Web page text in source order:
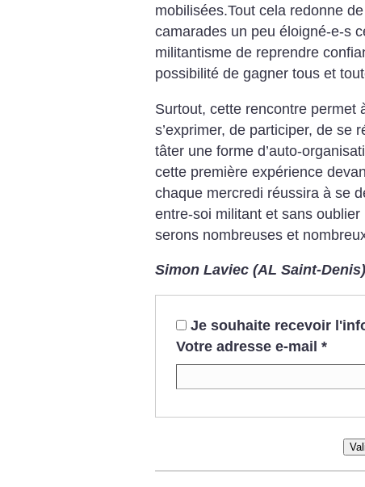
mobilisées.Tout cela redonne
camarades un peu éloigné-e-s
militantisme de reprendre
possibilité de gagner tous et
Surtout, cette rencontre permet
s’exprimer, de participer, de se
tâter une forme d’auto-
cette première expérience
chaque mercredi réussira à se
entre-soi militant et sans oublier
serons nombreuses et
Simon Laviec (AL Saint-Denis)
Je souhaite recevoir
Votre adresse e-mail *